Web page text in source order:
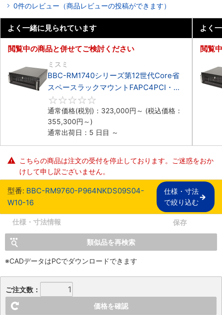
0件のレビュー（商品レビューの投稿ができます）
よく一緒に見られています
閲覧中の商品と併せてご検討ください
ミスミ
BBC-RM1740シリーズ第12世代Core省
スペースラックマウントFAPC4PCI・
3PCIe
通常価格(税別)： 323,000円 ～ (税込価格：
355,300円 ～)
通常出荷日：5 日目 ～
よく
閲覧
こちらの商品は注文の受付を停止しております。ご迷惑をおか
けして申し訳ございません。
型番: BBC-RM9760-P964NKDS09S04-
W10-16
仕様・寸法
で絞り込む
仕様・寸法情報 保存
類似品を再検索
※CADデータはPCでダウンロードできます
ご注文数：
価格を確認